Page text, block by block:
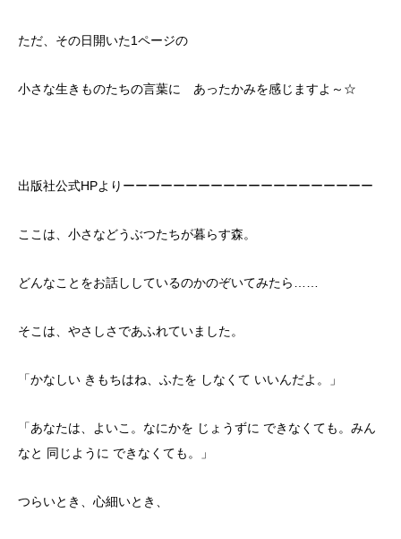
ただ、その日開いた1ページの
小さな生きものたちの言葉に あったかみを感じますよ～☆
出版社公式НРよりーーーーーーーーーーーーーーーーーーーー
ここは、小さなどうぶつたちが暮らす森。
どんなことをお話ししているのかのぞいてみたら……
そこは、やさしさであふれていました。
「かなしい きもちはね、ふたを しなくて いいんだよ。」
「あなたは、よいこ。なにかを じょうずに できなくても。みん
なと 同じように できなくても。」
つらいとき、心細いとき、